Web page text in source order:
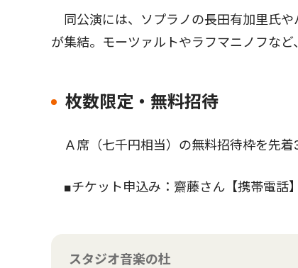
同公演には、ソプラノの長田有加里氏や
が集結。モーツァルトやラフマニノフなど
枚数限定・無料招待
Ａ席（七千円相当）の無料招待枠を先着
■チケット申込み：齋藤さん【携帯電話
スタジオ音楽の杜